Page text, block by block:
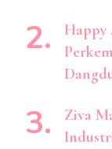
Happy
Ziva